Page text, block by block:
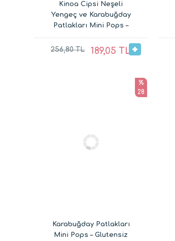
Kinoa Cipsi Neşeli
Yengeç ve Karabuğday
Patlakları Mini Pops –
Glutensiz Vegan Çocuk
Atıştırmalıkları (20G ve
256,80 TL 189,05 TL
%
28
Karabuğday Patlakları
Mini Pops – Glutensiz